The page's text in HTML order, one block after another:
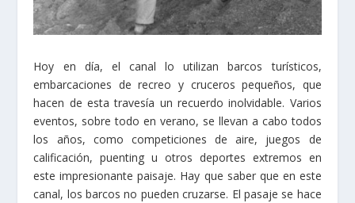
Hoy en día, el canal lo utilizan barcos turísticos,
embarcaciones de recreo y cruceros pequeños, que
hacen de esta travesía un recuerdo inolvidable. Varios
eventos, sobre todo en verano, se llevan a cabo todos
los años, como competiciones de aire, juegos de
calificación, puenting u otros deportes extremos en
este impresionante paisaje. Hay que saber que en este
canal, los barcos no pueden cruzarse. El pasaje se hace